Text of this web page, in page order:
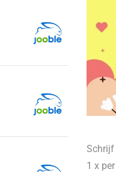
Schrijf
1 x